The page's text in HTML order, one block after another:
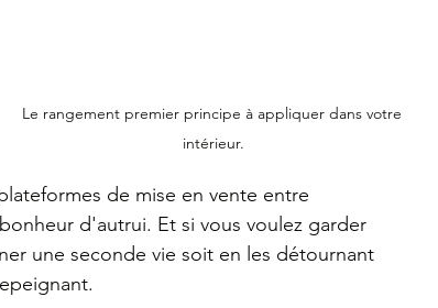
Le rangement premier principe à appliquer dans votre
intérieur.
de mise en vente entre
d'autrui. Et si vous voulez garder
une seconde vie soit en les détournant